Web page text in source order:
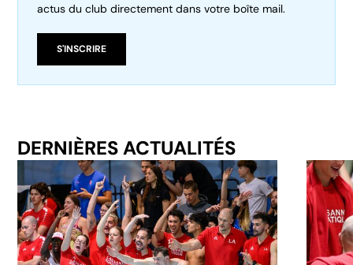
actus du club directement dans votre boîte mail.
S'INSCRIRE
DERNIÈRES ACTUALITÉS